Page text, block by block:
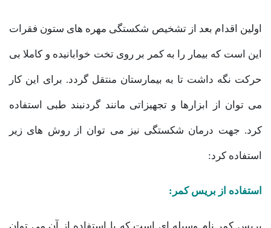
اولین اقدام بعد از تشخیص شکستگی مهره های ستون فقرات
این است که بیمار را به کمر بر روی تخت خوابانیده و کاملا بی
حرکت نگه داشت تا به بیمارستان منتقل گردد. برای این کار
می توان از ابزارها و تجهیزاتی مانند گردنبند طبی استفاده
کرد. جهت درمان شکستگی نیز می توان از روش های زیر
استفاده کرد:
استفاده از بریس کمر: